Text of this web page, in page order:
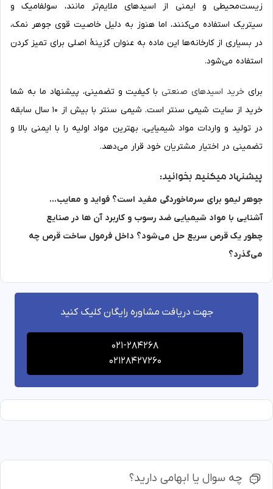
زیست‌محیطی و ایمنی از اسیدهای ملایم‌تر مانند، سولفامیک و
سیتریک استفاده می‌کنند، اما هنوز به دلیل خاصیت قوی جوهر نمک،
در بسیاری از کارخانه‌ها این ماده به عنوان گزینهٔ اصلی برای تمیز کردن
استفاده می‌شود.
برای خرید اسیدهای صنعتی با کیفیت و تضمینی، پیشنهاد ما به شما
خرید از سایت شیمی سنتر است. شیمی سنتر با بیش از ۱۰ سال سابقه
در تولید و واردات مواد شیمیایی، بهترین مواد اولیه را با ایمنی بالا و
تضمینی در اختیار مشتریان خود قرار می‌دهد.
پیشنهاد میکنیم بخوانید:
جوهر لیمو برای سرماخوردگی مفید است؟ فواید و معایب…
آشنایی با مواد شیمیایی ضد رسوب و کاربرد آن ها در صنایع
چطور یک قرص سریع حل می‌شود؟ داخل فرمول ساخت قرص چه
می‌گذرد؟
جهت دریافت مشاوره رایگان کلیک کنید
021-284268
02128427260
چه سوال یا ابهامی دارید؟